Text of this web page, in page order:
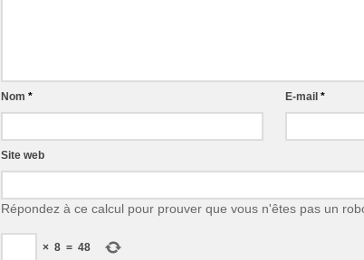
Nom * E-mail*
Site web
Répondez à ce calcul pour prouver que vous n'êtes pas un
× 8 = 48